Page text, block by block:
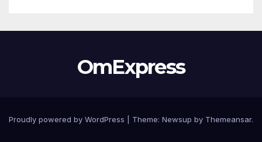
OmExpress
Proudly powered by WordPress Theme: Newsup by Themeansar.